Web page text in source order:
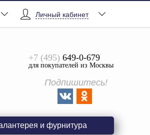
Личный кабинет
+7 (495) 649-0-679
для покупателей из Москвы
Подпишитесь!
и фурнитура